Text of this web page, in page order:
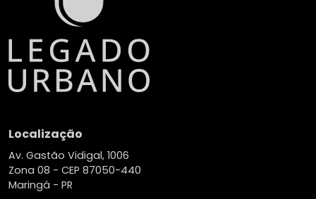
Localização
Av. Gastão Vidigal, 1006
Zona 08 - CEP 87050-440
Maringá - PR